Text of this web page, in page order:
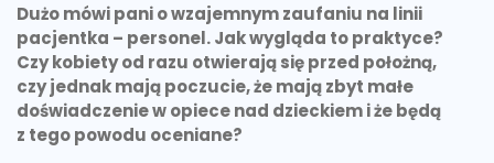
Dużo mówi pani o wzajemnym zaufaniu na linii
pacjentka – personel. Jak wygląda to praktyce?
Czy kobiety od razu otwierają się przed położną,
czy jednak mają poczucie, że mają zbyt małe
doświadczenie w opiece nad dzieckiem i że będą
z tego powodu oceniane?